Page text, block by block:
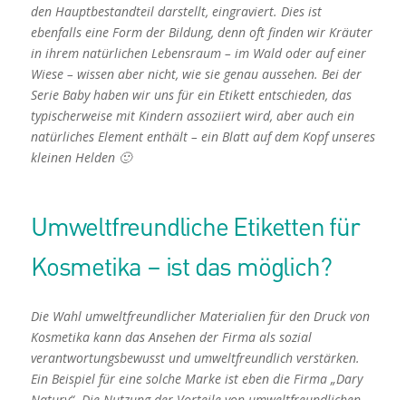
den Hauptbestandteil darstellt, eingraviert. Dies ist
ebenfalls eine Form der Bildung, denn oft finden wir Kräuter
in ihrem natürlichen Lebensraum – im Wald oder auf einer
Wiese – wissen aber nicht, wie sie genau aussehen. Bei der
Serie Baby haben wir uns für ein Etikett entschieden, das
typischerweise mit Kindern assoziiert wird, aber auch ein
natürliches Element enthält – ein Blatt auf dem Kopf unseres
kleinen Helden 🙂
Umweltfreundliche Etiketten für
Kosmetika – ist das möglich?
Die Wahl umweltfreundlicher Materialien für den Druck von
Kosmetika kann das Ansehen der Firma als sozial
verantwortungsbewusst und umweltfreundlich verstärken.
Ein Beispiel für eine solche Marke ist eben die Firma „Dary